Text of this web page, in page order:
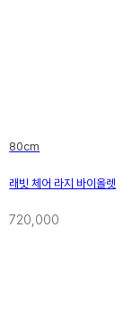
80cm
래빗 체어 라지 바이올렛
720,000